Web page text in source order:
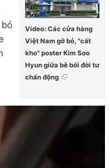
Video: Các cửa hàng
Việt Nam gỡ bỏ, "cất
kho" poster Kim Soo
Hyun giữa bê bối đời tư
chấn động